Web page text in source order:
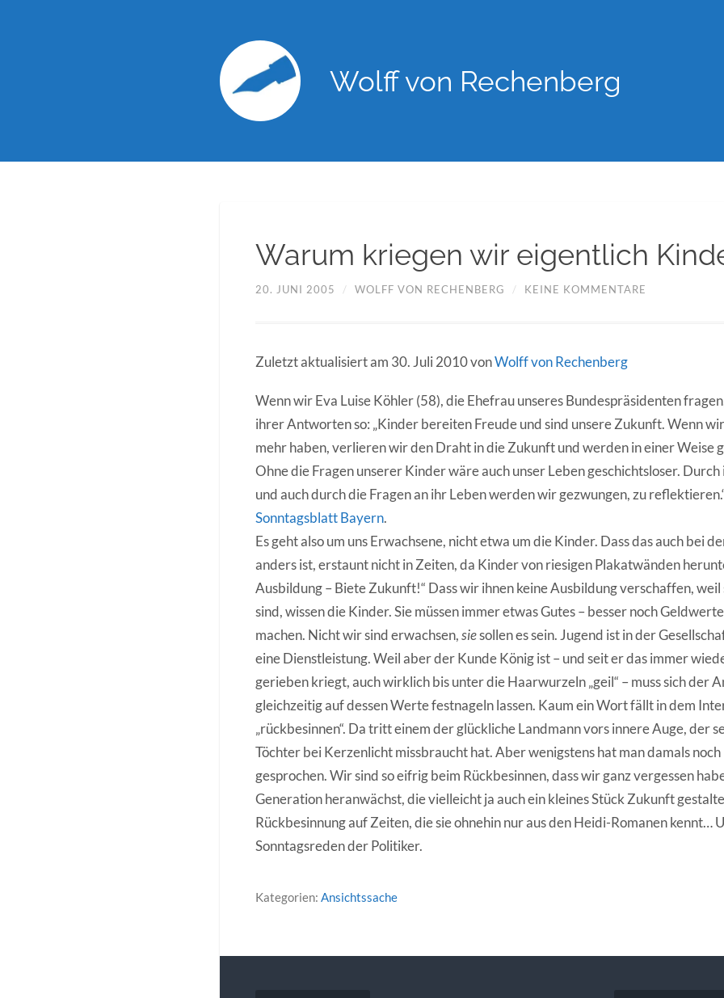
Wolff von Rechenberg
Warum kriegen wir eigentlich
20. JUNI 2005 / WOLFF VON RECHENBERG / KEINE KOMMENTARE
Zuletzt aktualisiert am 30. Juli 2010 vonWolff von Rechenberg
Wenn wir Eva Luise Köhler (58), die Ehefrau unseres Bundespräsidenten
ihrer Antworten so: „Kinder bereiten Freude und sind unsere Zukunft. Wenn
mehr haben, verlieren wir den Draht in die Zukunft und werden in einer Weise
Ohne die Fragen unserer Kinder wäre auch unser Leben geschichtsloser. Durch
und auch durch die Fragen an ihr Leben werden wir gezwungen, zu
Sonntagsblatt Bayern.
Es geht also um uns Erwachsene, nicht etwa um die Kinder. Dass das auch bei
anders ist, erstaunt nicht in Zeiten, da Kinder von riesigen Plakatwänden
Ausbildung – Biete Zukunft!“ Dass wir ihnen keine Ausbildung verschaffen, weil
sind, wissen die Kinder. Sie müssen immer etwas Gutes – besser noch
machen. Nicht wir sind erwachsen,siesollen es sein. Jugend ist in der
eine Dienstleistung. Weil aber der Kunde König ist – und seit er das immer
gerieben kriegt, auch wirklich bis unter die Haarwurzeln „geil“ – muss sich der
gleichzeitig auf dessen Werte festnageln lassen. Kaum ein Wort fällt in dem
„rückbesinnen“. Da tritt einem der glückliche Landmann vors innere Auge, der
Töchter bei Kerzenlicht missbraucht hat. Aber wenigstens hat man damals
gesprochen. Wir sind so eifrig beim Rückbesinnen, dass wir ganz vergessen
Generation heranwächst, die vielleicht ja auch ein kleines Stück Zukunft
Rückbesinnung auf Zeiten, die sie ohnehin nur aus den Heidi-Romanen kennt…
Sonntagsreden der Politiker.
Kategorien: Ansichtssache